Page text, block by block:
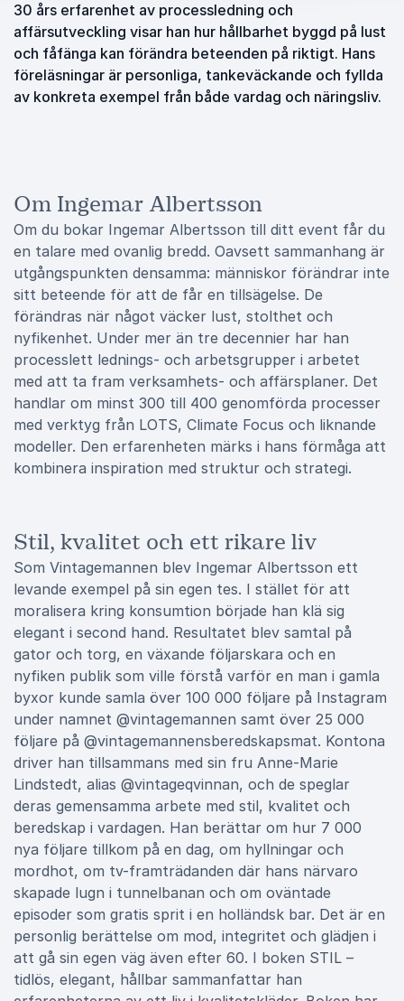
30 års erfarenhet av processledning och
affärsutveckling visar han hur hållbarhet byggd på lust
och fåfänga kan förändra beteenden på riktigt. Hans
föreläsningar är personliga, tankeväckande och fyllda
av konkreta exempel från både vardag och näringsliv.
Om Ingemar Albertsson
Om du bokar Ingemar Albertsson till ditt event får du
en talare med ovanlig bredd. Oavsett sammanhang är
utgångspunkten densamma: människor förändrar inte
sitt beteende för att de får en tillsägelse. De
förändras när något väcker lust, stolthet och
nyfikenhet. Under mer än tre decennier har han
processlett lednings- och arbetsgrupper i arbetet
med att ta fram verksamhets- och affärsplaner. Det
handlar om minst 300 till 400 genomförda processer
med verktyg från LOTS, Climate Focus och liknande
modeller. Den erfarenheten märks i hans förmåga att
kombinera inspiration med struktur och strategi.
Stil, kvalitet och ett rikare liv
Som Vintagemannen blev Ingemar Albertsson ett
levande exempel på sin egen tes. I stället för att
moralisera kring konsumtion började han klä sig
elegant i second hand. Resultatet blev samtal på
gator och torg, en växande följarskara och en
nyfiken publik som ville förstå varför en man i gamla
byxor kunde samla över 100 000 följare på Instagram
under namnet @vintagemannen samt över 25 000
följare på @vintagemannensberedskapsmat. Kontona
driver han tillsammans med sin fru Anne-Marie
Lindstedt, alias @vintageqvinnan, och de speglar
deras gemensamma arbete med stil, kvalitet och
beredskap i vardagen. Han berättar om hur 7 000
nya följare tillkom på en dag, om hyllningar och
mordhot, om tv-framträdanden där hans närvaro
skapade lugn i tunnelbanan och om oväntade
episoder som gratis sprit i en holländsk bar. Det är en
personlig berättelse om mod, integritet och glädjen i
att gå sin egen väg även efter 60. I boken STIL –
tidlös, elegant, hållbar sammanfattar han